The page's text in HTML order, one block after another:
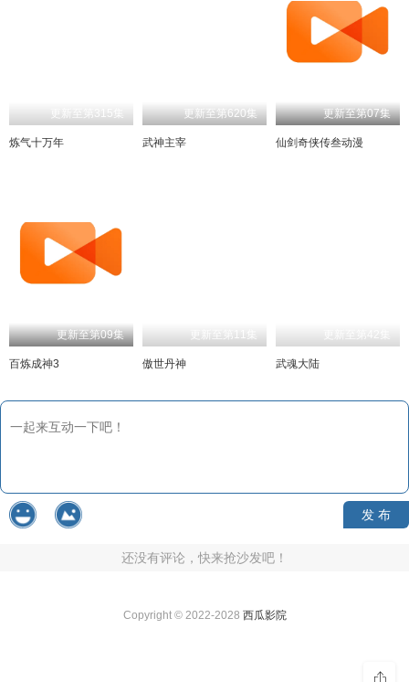
更新至第315集
炼气十万年
更新至第620集
武神主宰
更新至第07集
仙剑奇侠传叁动漫
更新至第09集
百炼成神3
更新至第11集
傲世丹神
更新至第42集
武魂大陆
发 布
还没有评论，快来抢沙发吧！
Copyright © 2022-2028 西瓜影院